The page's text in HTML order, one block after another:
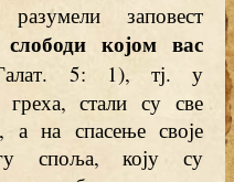
заповест
којом вас
5: 1), тј. у
греха, стали су све
а на спасење своје
споља, коју су